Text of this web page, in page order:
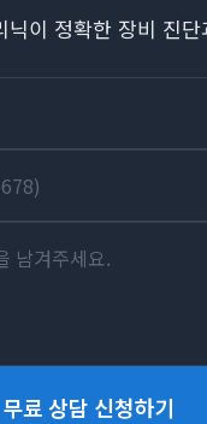
이 정확한 장비 진
무료 상담 신청하기